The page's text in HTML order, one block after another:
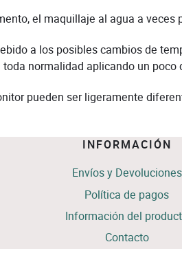
el maquillaje al agua a veces
a los posibles cambios de
normalidad aplicando un poco
pueden ser ligeramente
INFORMACIÓN
Envíos y Devoluciones
Política de pagos
Información del
Contacto